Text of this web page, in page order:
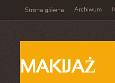
Strona główna Archiwum
MAKIJAŻ